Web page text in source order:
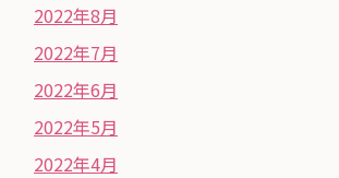
2022年8月
2022年7月
2022年6月
2022年5月
2022年4月